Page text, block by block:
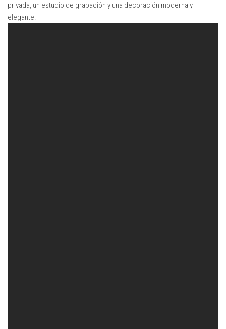
privada, un estudio de grabación y una decoración moderna y
elegante.